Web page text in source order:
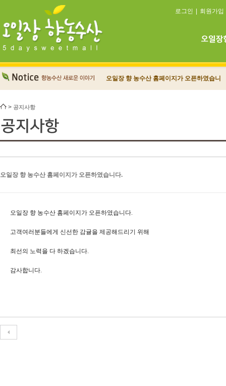
로그인 회원가입
오일장 향 농수산 홈페이지가 오픈하였습니
> 공지사항
오일장 향 농수산 홈페이지가 오픈하였습니다.
오일장 향 농수산 홈페이지가 오픈하였습니다.
고객여러분들에게 신선한 감귤을 제공해드리기 위해
최선의 노력을 다 하겠습니다.
감사합니다.